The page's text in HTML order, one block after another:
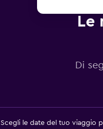
Le
Di
Scegli le date del tuo viaggio